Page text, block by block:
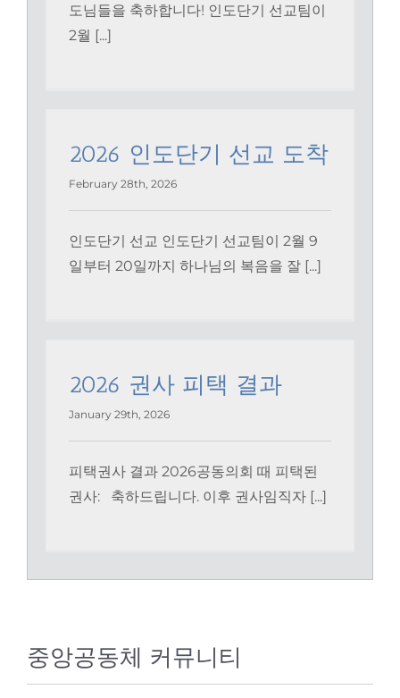
도님들을 축하합니다! 인도단기 선교팀이
2월 [...]
2026 인도단기 선교 도착
February 28th, 2026
인도단기 선교 인도단기 선교팀이 2월 9
일부터 20일까지 하나님의 복음을 잘 [...]
2026 권사 피택 결과
January 29th, 2026
피택권사 결과 2026공동의회 때 피택된
권사: 축하드립니다. 이후 권사임직자 [...]
중앙공동체 커뮤니티